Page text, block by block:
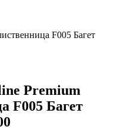
F005 Багет
Premium
F005 Багет